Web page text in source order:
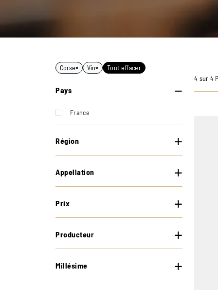
Corse× Vin× Tout effacer
Pays
France
Région
Appellation
Prix
Producteur
Millésime
4 sur 4